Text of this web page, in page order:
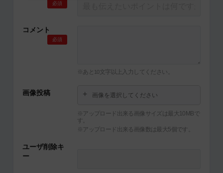
必須
コメント
必須
※あと 10 文字以上入力してください。
画像投稿 画像を選択してください
※アップロード出来る画像サイズは最大10MBで
す。
※アップロード出来る画像数は最大5個です。
ユーザ削除キ
ー